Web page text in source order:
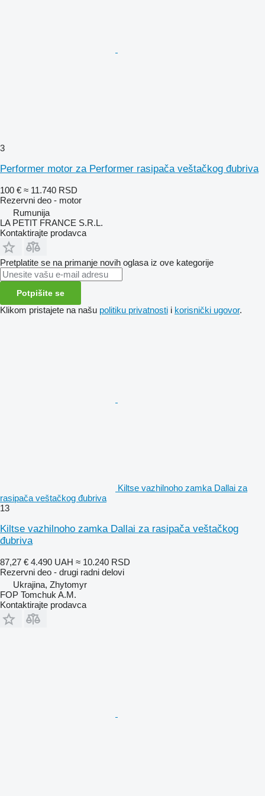
3
Performer motor za Performer rasipača veštačkog đubriva
100 € ≈ 11.740 RSD
Rezervni deo - motor
Rumunija
LA PETIT FRANCE S.R.L.
Kontaktirajte prodavca
Pretplatite se na primanje novih oglasa iz ove kategorije
Potpišite se
Klikom pristajete na našu politiku privatnosti i korisnički ugovor.
Kiltse vazhilnoho zamka Dallai za
rasipača veštačkog đubriva
13
Kiltse vazhilnoho zamka Dallai za rasipača veštačkog
đubriva
87,27 € 4.490 UAH ≈ 10.240 RSD
Rezervni deo - drugi radni delovi
Ukrajina, Zhytomyr
FOP Tomchuk A.M.
Kontaktirajte prodavca